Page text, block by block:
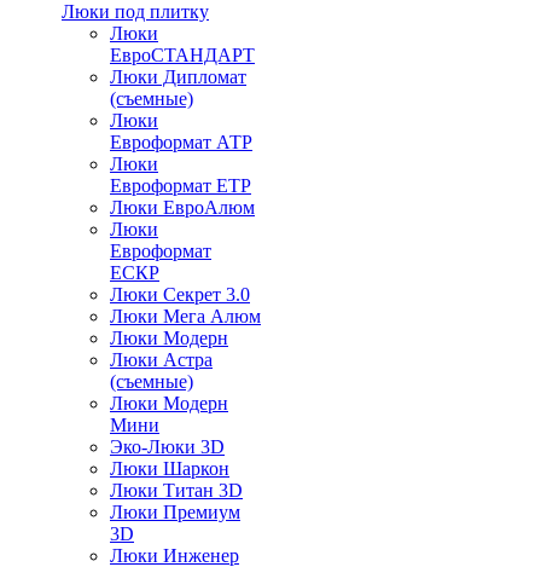
Люки под плитку
Люки
ЕвроСТАНДАРТ
Люки Дипломат
(съемные)
Люки
Евроформат АТР
Люки
Евроформат ЕТР
Люки ЕвроАлюм
Люки
Евроформат
ЕСКР
Люки Секрет 3.0
Люки Мега Алюм
Люки Модерн
Люки Астра
(съемные)
Люки Модерн
Мини
Эко-Люки 3D
Люки Шаркон
Люки Титан 3D
Люки Премиум
3D
Люки Инженер